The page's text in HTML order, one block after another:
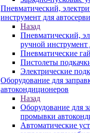
Пневматический,
инструмент для
Назад
Пневматический,
ручной инструмент
Пневматические
Пистолеты
Электрические
Оборудование для
автокондиционеров
Назад
Оборудование для
промывки
Автоматические